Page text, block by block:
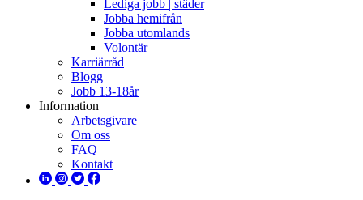
Lediga jobb | städer
Jobba hemifrån
Jobba utomlands
Volontär
Karriärråd
Blogg
Jobb 13-18år
Information
Arbetsgivare
Om oss
FAQ
Kontakt